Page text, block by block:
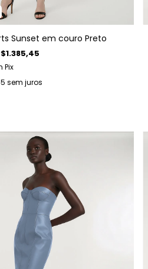
Sunset em couro Preto
Pix
sem juros